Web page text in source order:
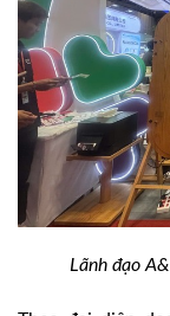
Lãnh đạo